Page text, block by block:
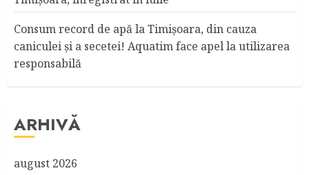
Consum record de apă la Timişoara, din cauza
caniculei şi a secetei! Aquatim face apel la utilizarea
responsabilă
ARHIVĂ
august 2026